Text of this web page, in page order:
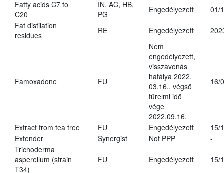
Fatty acids C7 to
C20
IN, AC, HB,
PG
Engedélyezett
01/
Fat distilation
residues
RE Engedélyezett
Famoxadone FU
Nem
engedélyezett,
visszavonás
hatálya 2022.
03.16., végső
türelmi idő
vége
2022.09.16.
16/
Extract from tea tree FU Engedélyezett
15/
Extender
Synergist Not PPP
-
Trichoderma
asperellum (strain
T34)
FU Engedélyezett 15/